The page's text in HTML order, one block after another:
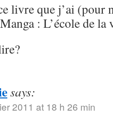
livre que j’ai (pour
: L’école de la
says:
2011 at 18 h 26 min